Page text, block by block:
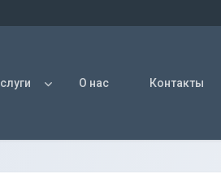
О нас Контакты